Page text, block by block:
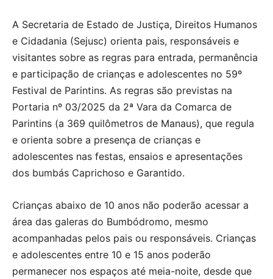
A Secretaria de Estado de Justiça, Direitos Humanos
e Cidadania (Sejusc) orienta pais, responsáveis e
visitantes sobre as regras para entrada, permanência
e participação de crianças e adolescentes no 59º
Festival de Parintins. As regras são previstas na
Portaria nº 03/2025 da 2ª Vara da Comarca de
Parintins (a 369 quilômetros de Manaus), que regula
e orienta sobre a presença de crianças e
adolescentes nas festas, ensaios e apresentações
dos bumbás Caprichoso e Garantido.
Crianças abaixo de 10 anos não poderão acessar a
área das galeras do Bumbódromo, mesmo
acompanhadas pelos pais ou responsáveis. Crianças
e adolescentes entre 10 e 15 anos poderão
permanecer nos espaços até meia-noite, desde que